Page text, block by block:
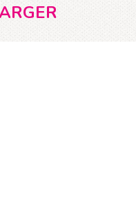
êtes ici :